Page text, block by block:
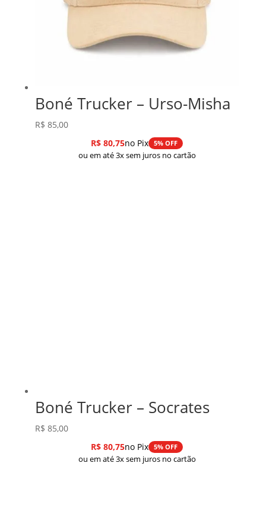
Boné Trucker – Urso-Misha
R$ 85,00
R$ 80,75no Pix 5% OFF
ou em até 3x sem juros no cartão
Boné Trucker – Socrates
R$ 85,00
R$ 80,75no Pix 5% OFF
ou em até 3x sem juros no cartão